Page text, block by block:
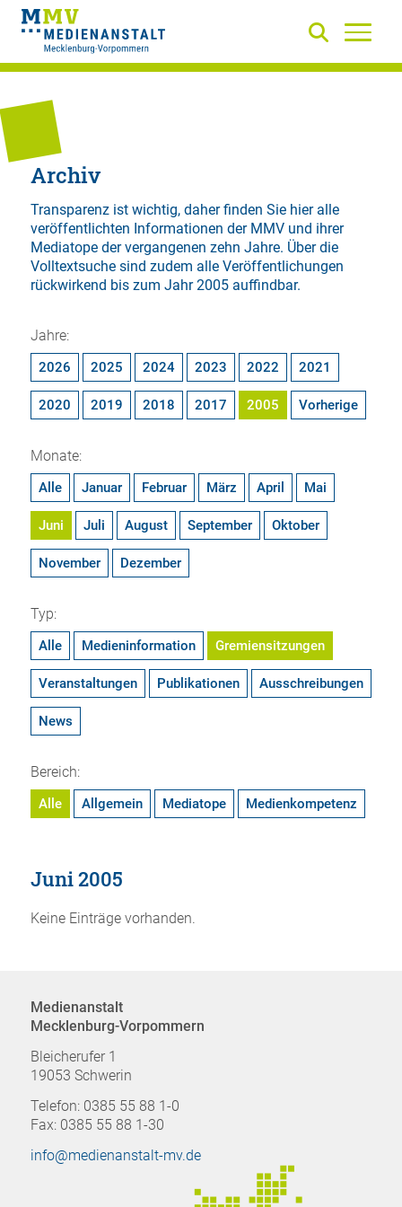
Archiv
Transparenz ist wichtig, daher finden Sie hier alle
veröffentlichten Informationen der MMV und ihrer
Mediatope der vergangenen zehn Jahre. Über die
Volltextsuchesind zudem alle Veröffentlichungen
rückwirkend bis zum Jahr 2005 auffindbar.
Jahre:
2026 2025 2024 2023 2022 2021
2020 2019 2018 2017 2005 Vorherige
Monate:
Alle Januar Februar März April Mai
Juni Juli August September Oktober
November Dezember
Typ:
Alle Medieninformation Gremiensitzungen
Veranstaltungen Publikationen Ausschreibungen
News
Bereich:
Alle Allgemein Mediatope Medienkompetenz
Juni 2005
Keine Einträge vorhanden.
Medienanstalt
Mecklenburg-Vorpommern
Bleicherufer 1
19053 Schwerin
Telefon: 0385 55 88 1-0
Fax: 0385 55 88 1-30
info@medienanstalt-mv.de